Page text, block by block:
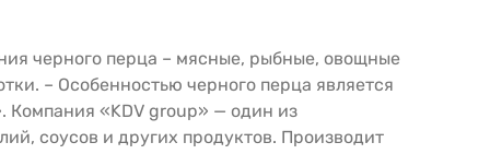
черного перца – мясные, рыбные, овощные
– Особенностью черного перца является
Компания «KDV group» — один из
соусов и других продуктов. Производит